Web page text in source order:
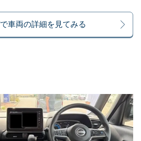
車両の詳細を見てみる